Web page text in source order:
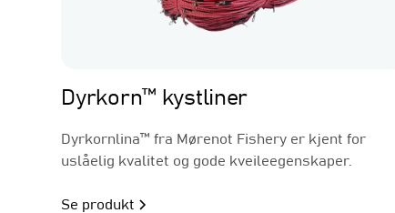
Dyrkorn™ kystliner
Dyrkornlina™ fra Mørenot Fishery er kjent for
uslåelig kvalitet og gode kveileegenskaper.
Se produkt